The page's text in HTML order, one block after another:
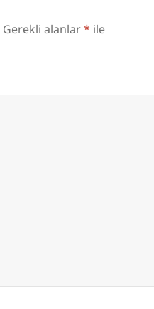
Gerekli alanlar* ile